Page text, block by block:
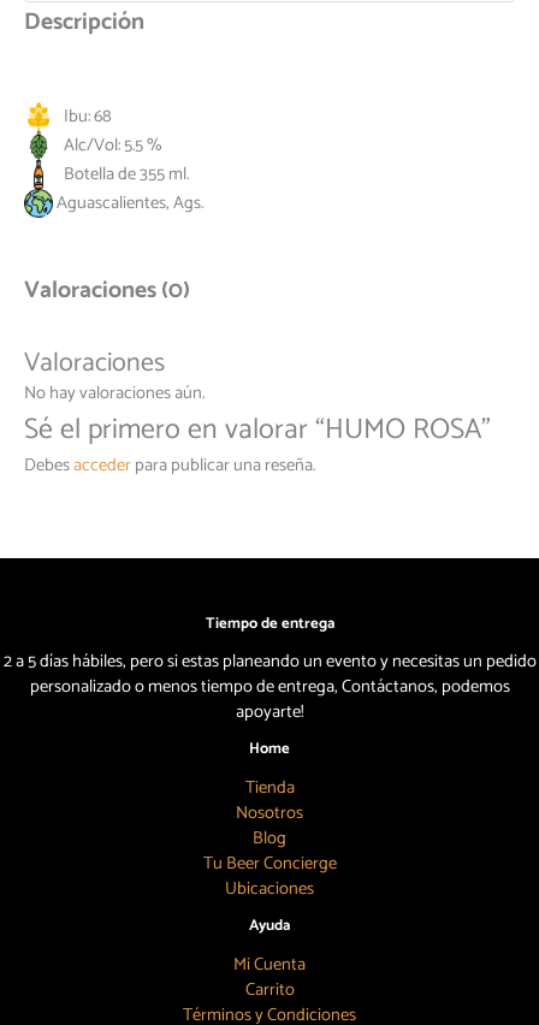
Descripción
Ibu: 68
Alc/Vol: 5.5 %
Botella de 355 ml.
Aguascalientes, Ags.
Valoraciones (0)
Valoraciones
No hay valoraciones aún.
Sé el primero en valorar “HUMO ROSA”
Debesaccederpara publicar una reseña.
Tiempo de entrega
2 a 5 días hábiles, pero si estas planeando un evento y necesitas un pedido
personalizado o menos tiempo de entrega, Contáctanos, podemos
apoyarte!
Home
Tienda
Nosotros
Blog
Tu Beer Concierge
Ubicaciones
Ayuda
Mi Cuenta
Carrito
Términos y Condiciones